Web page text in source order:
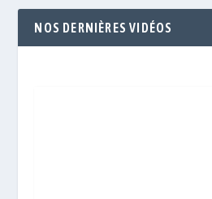
NOS DERNIÈRES VIDÉOS